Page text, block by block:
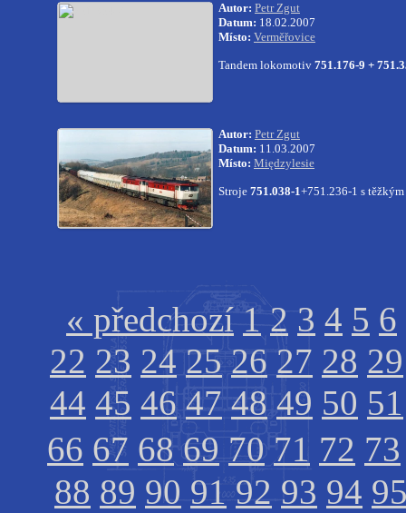
Autor: Petr Zgut
Datum: 18.02.2007
Místo: Verměřovice
Tandem lokomotiv 751.176-9 +
Autor: Petr Zgut
Datum: 11.03.2007
Místo: Międzylesie
Stroje 751.038-1+751.236-1 s
« předchozí 1 2 3 4 5 6
22 23 24 25 26 27 28 29
44 45 46 47 48 49 50 51
66 67 68 69 70 71 72 73
88 89 90 91 92 93 94